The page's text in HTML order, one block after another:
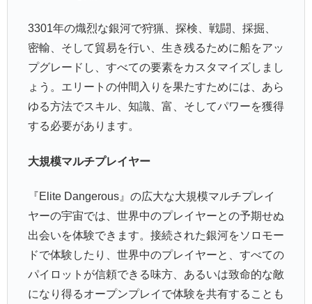
3301年の熾烈な銀河で狩猟、探検、戦闘、採掘、
密輸、そして貿易を行い、生き残るために船をアッ
プグレードし、すべての要素をカスタマイズしまし
ょう。エリートの仲間入りを果たすためには、あら
ゆる方法でスキル、知識、富、そしてパワーを獲得
する必要があります。
大規模マルチプレイヤー
『Elite Dangerous』の広大な大規模マルチプレイ
ヤーの宇宙では、世界中のプレイヤーとの予期せぬ
出会いを体験できます。接続された銀河をソロモー
ドで体験したり、世界中のプレイヤーと、すべての
パイロットが信頼できる味方、あるいは致命的な敵
になり得るオープンプレイで体験を共有することも